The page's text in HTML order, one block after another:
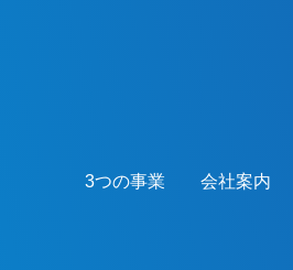
3つの事業 会社案内